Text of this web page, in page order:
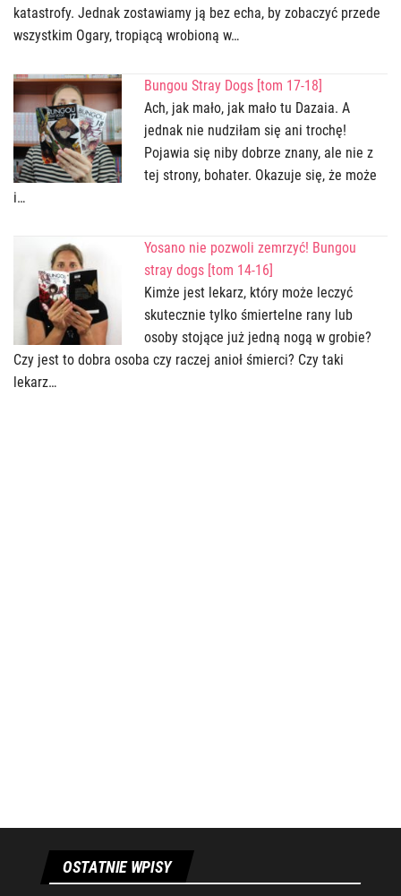
katastrofy. Jednak zostawiamy ją bez echa, by zobaczyć przede
wszystkim Ogary, tropiącą wrobioną w…
Bungou Stray Dogs [tom 17-18]
Ach, jak mało, jak mało tu Dazaia. A
jednak nie nudziłam się ani trochę!
Pojawia się niby dobrze znany, ale nie z
tej strony, bohater. Okazuje się, że może
i…
Yosano nie pozwoli zemrzyć! Bungou
stray dogs [tom 14-16]
Kimże jest lekarz, który może leczyć
skutecznie tylko śmiertelne rany lub
osoby stojące już jedną nogą w grobie?
Czy jest to dobra osoba czy raczej anioł śmierci? Czy taki
lekarz…
OSTATNIE WPISY